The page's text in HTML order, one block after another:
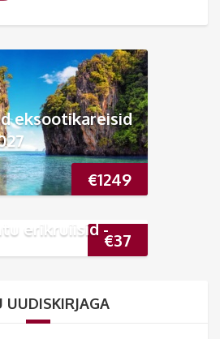
€1249
eksootikareisid
€37
erikruiisid -
UUDISKIRJAGA